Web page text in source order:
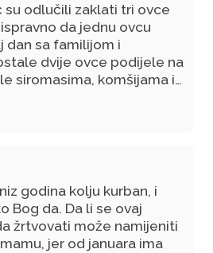
su odlučili zaklati tri ovce
da jednu ovcu
dan sa familijom i
dvije ovce podijele na
siromasima, komšijama i
godina kolju kurban, i
Bog da. Da li se ovaj
žrtvovati može namijeniti
jer od januara ima